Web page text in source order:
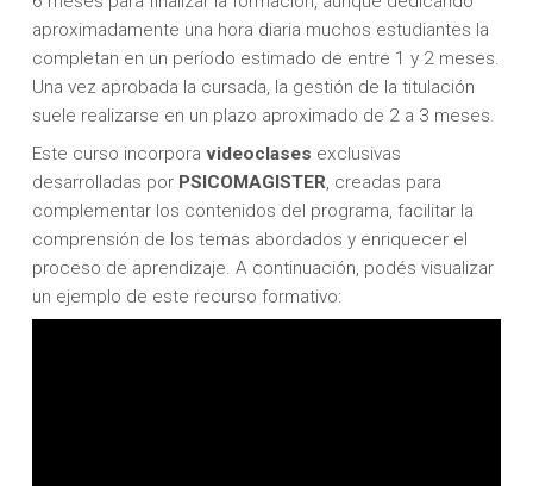
aproximadamente una hora diaria muchos estudiantes la
completan en un período estimado de entre 1 y 2 meses.
Una vez aprobada la cursada, la gestión de la titulación
suele realizarse en un plazo aproximado de 2 a 3 meses.
Este curso incorpora videoclases exclusivas
desarrolladas porPSICOMAGISTER , creadas para
complementar los contenidos del programa, facilitar la
comprensión de los temas abordados y enriquecer el
proceso de aprendizaje. A continuación, podés visualizar
un ejemplo de este recurso formativo: